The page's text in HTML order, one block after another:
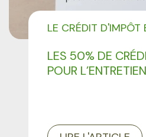
LES 50% DE
POUR
LE CRÉDIT D'IMPÔT